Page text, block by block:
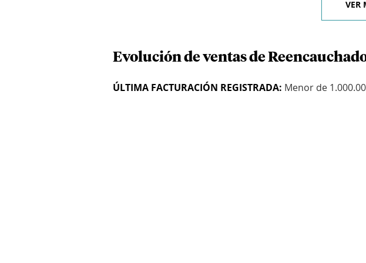
VER
Evolución de ventas de
ÚLTIMA FACTURACIÓN REGISTRADA: Menor de